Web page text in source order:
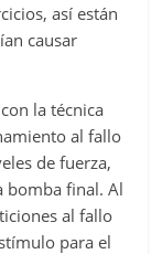
así están
causar
la técnica
al fallo
de fuerza,
bomba final. Al
al fallo
para el